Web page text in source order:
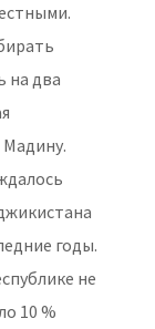
на два
Мадину.
годы.
не
10 %